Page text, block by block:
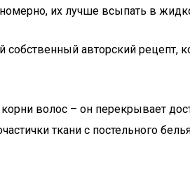
их лучше всыпать в
авторский рецепт,
волос – он перекрывает
ткани с постельного